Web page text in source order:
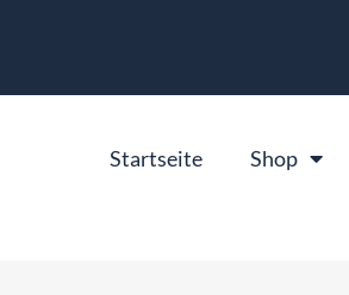
Startseite Shop